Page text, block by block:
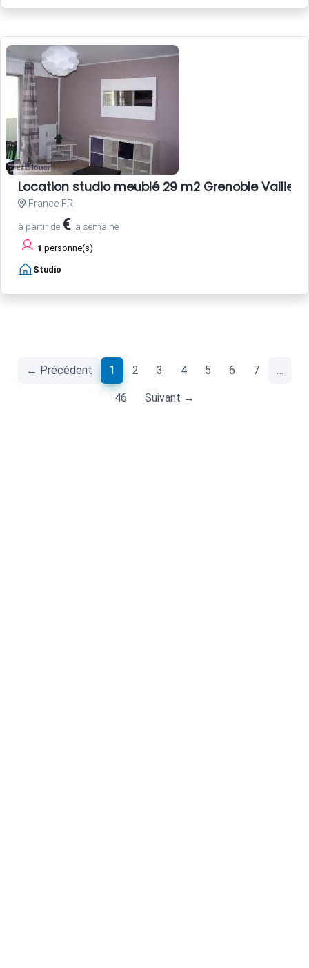
Location studio meublé 29 m2 Grenoble Vallier-
France FR
à partir de € la semaine
1 personne(s)
Studio
← Précédent 1 (current)
2 3 4 5 6 7 …
46 Suivant →